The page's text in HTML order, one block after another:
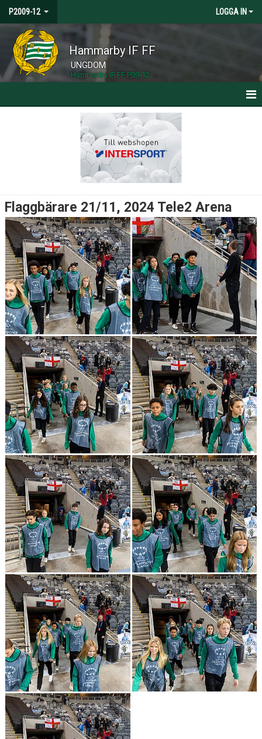
P2009-12 LOGGA IN
Hammarby IF FF
UNGDOM
Hammarby IF FF P09-12
TRUPPEN
BILDGALLERI
GÄSTBOK
KONTAKT
DOKUMENT
Flaggbärare 21/11, 2024 Tele2 Arena